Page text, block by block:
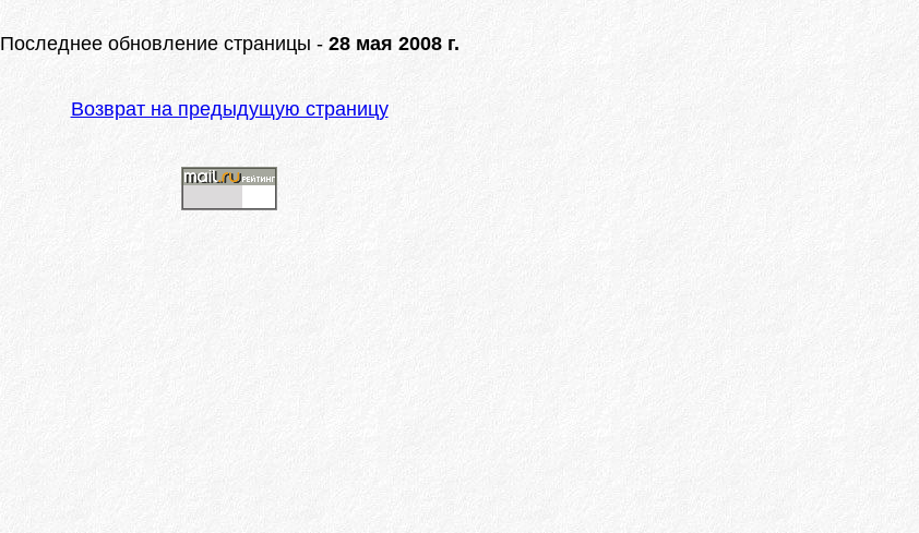
Последнее обновление страницы - 28 мая 2008 г.
Возврат на предыдущую страницу